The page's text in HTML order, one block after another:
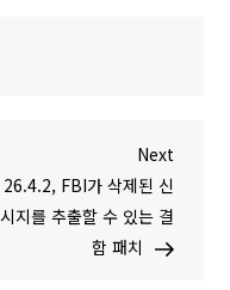
N
x
t
Next
26.4.2, FBI가 삭제된 신
지를 추출할 수 있는 결
함 패치